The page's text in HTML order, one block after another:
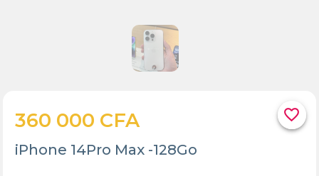
favorite_border
360 000 CFA
iPhone 14Pro Max -128Go